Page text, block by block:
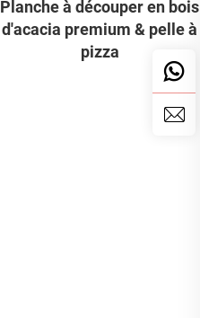
Planche à découper en bois
d'acacia premium & pelle à
pizza